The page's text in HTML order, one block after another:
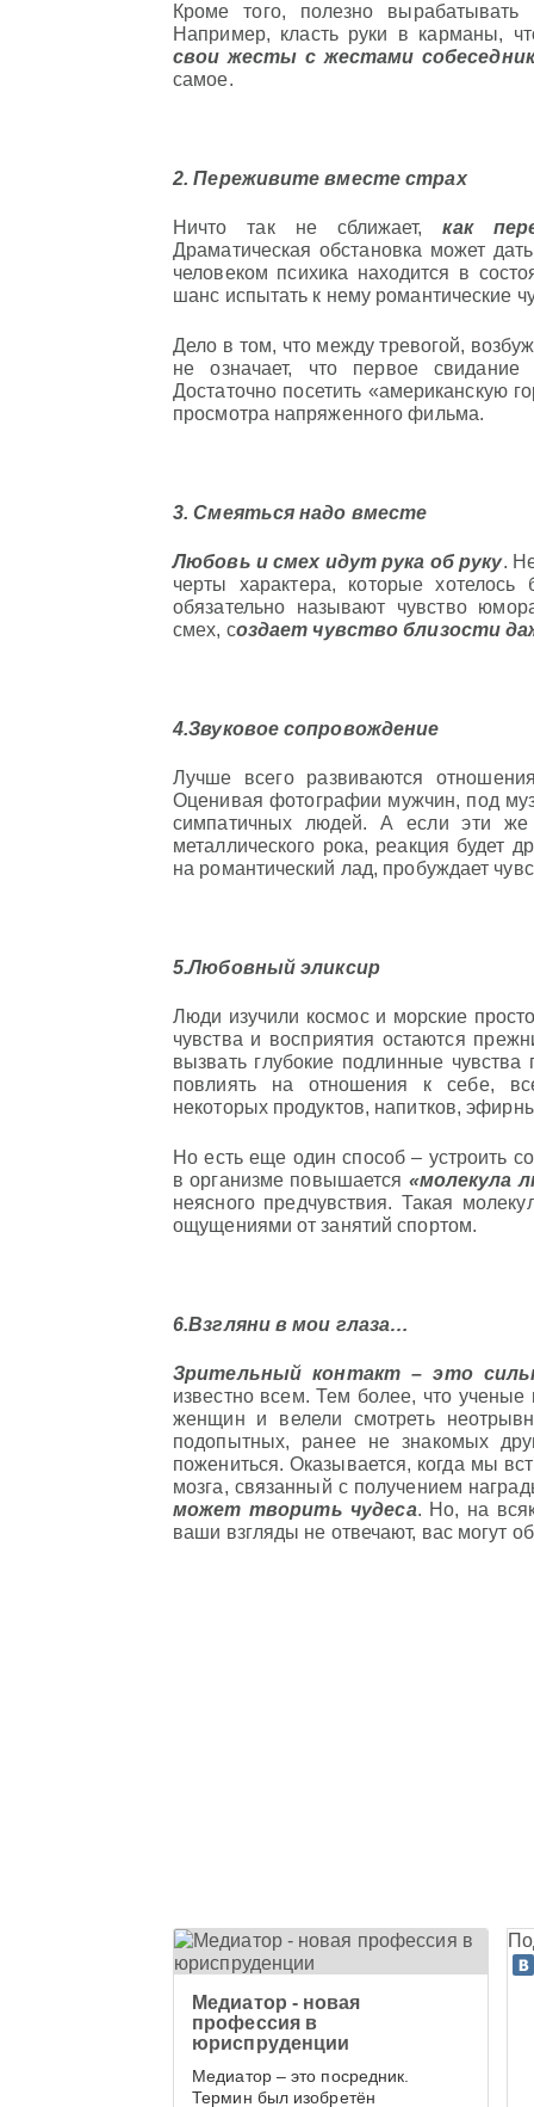
Кроме того, полезно
Например, класть руки в карманы,
свои жесты с жестами
самое.
2. Переживите вместе страх
Ничто так не сближает,как
Драматическая обстановка может
человеком психика находится в
шанс испытать к нему романтические
Дело в том, что между тревогой,
не означает, что первое
Достаточно посетить «американскую
просмотра напряженного фильма.
3. Смеяться надо вместе
Любовь и смех идут рука об руку.
черты характера, которые
обязательно называют чувство
смех, создает чувство близости
4.Звуковое сопровождение
Лучше всего развиваются
Оценивая фотографии мужчин, под
симпатичных людей. А если эти
металлического рока, реакция будет
на романтический лад, пробуждает
5.Любовный эликсир
Люди изучили космос и морские
чувства и восприятия остаются
вызвать глубокие подлинные
повлиять на отношения к себе,
некоторых продуктов, напитков,
Но есть еще один способ – устроить
в организме повышается «молекула
неясного предчувствия. Такая
ощущениями от занятий спортом.
6.Взгляни в мои глаза…
Зрительный контакт – это
известно всем. Тем более, что
женщин и велели смотреть
подопытных, ранее не знакомых
пожениться. Оказывается, когда мы
мозга, связанный с получением
может творить чудеса. Но, на
ваши взгляды не отвечают, вас могут
Медиатор - новая
профессия в
юриспруденции
Медиатор – это посредник.
Термин был изобретён